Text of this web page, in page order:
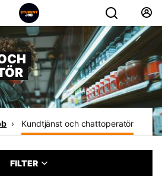
Kundtjänst och chattoperatör
FILTER